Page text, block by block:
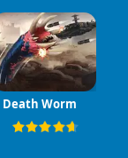
Death Worm